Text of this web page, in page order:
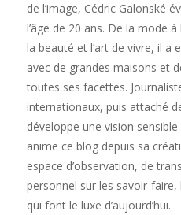
de l’image, Cédric Galonské
l’âge de 20 ans. De la mode
la beauté et l’art de vivre, il a
avec de grandes maisons et
toutes ses facettes.
internationaux, puis attaché
développe une vision
anime ce blog depuis sa
espace d’observation, de
personnel sur les savoir-
qui font le luxe d’aujourd’hui.